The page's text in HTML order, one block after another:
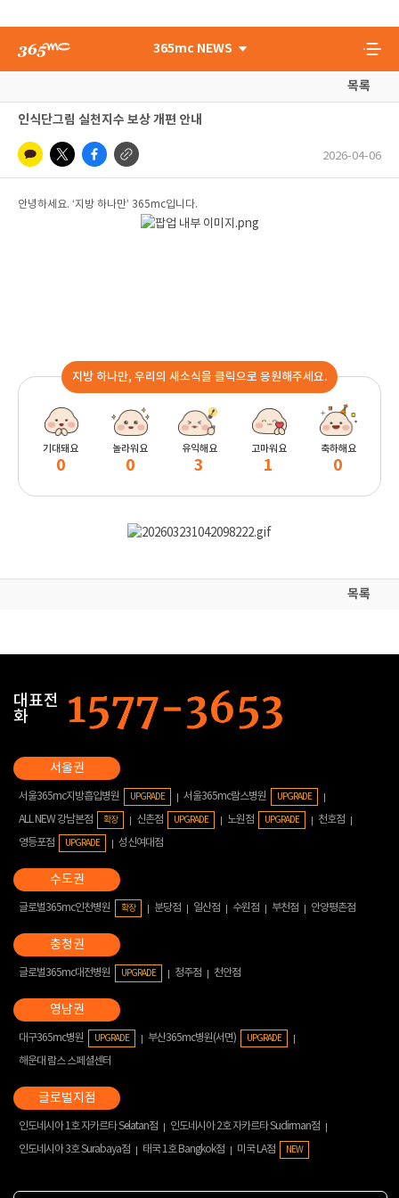
365mc NEWS
목록
인식단그림 실천지수 보상 개편 안내
2026-04-06
안녕하세요. ‘지방 하나만’ 365mc입니다.
지방 하나만, 우리의 새소식을 클릭으로 응원해주세요.
기대돼요
0
놀라워요
0
유익해요
3
고마워요
1
축하해요
0
목록
대표전
화
서울365mc지방흡입병원 UPGRADE 서울365mc람스병원 UPGRADE
ALL NEW 강남본점 확장 신촌점 UPGRADE 노원점 UPGRADE
천호점
영등포점
UPGRADE 성신여대점
글로벌365mc인천병원 확장 분당점 일산점 수원점 부천점 안양평촌점
글로벌365mc대전병원 UPGRADE 청주점 천안점
대구365mc병원 UPGRADE 부산365mc병원(서면) UPGRADE
해운대 람스 스페셜센터
인도네시아 1호 자카르타 Selatan점
인도네시아 2호 자카르타 Sudirman점
인도네시아 3호 Surabaya점
태국 1호 Bangkok점 미국 LA점 NEW